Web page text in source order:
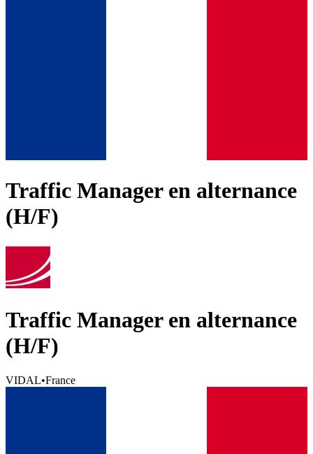
Traffic Manager en alternance
(H/F)
Traffic Manager en alternance
(H/F)
VIDAL•France